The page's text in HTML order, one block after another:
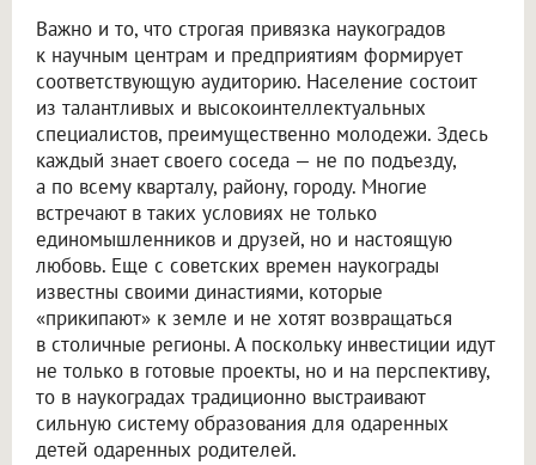
Важно и то, что строгая привязка наукоградов
к научным центрам и предприятиям формирует
соответствующую аудиторию. Население состоит
из талантливых и высокоинтеллектуальных
специалистов, преимущественно молодежи. Здесь
каждый знает своего соседа — не по подъезду,
а по всему кварталу, району, городу. Многие
встречают в таких условиях не только
единомышленников и друзей, но и настоящую
любовь. Еще с советских времен наукограды
известны своими династиями, которые
«прикипают» к земле и не хотят возвращаться
в столичные регионы. А поскольку инвестиции идут
не только в готовые проекты, но и на перспективу,
то в наукоградах традиционно выстраивают
сильную систему образования для одаренных
детей одаренных родителей.